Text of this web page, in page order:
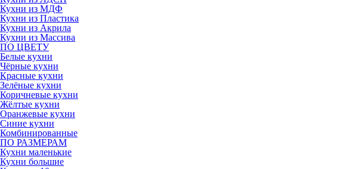
Кухни из МДФ
Кухни из Пластика
Кухни из Акрила
Кухни из Массива
ПО ЦВЕТУ
Белые кухни
Чёрные кухни
Красные кухни
Зелёные кухни
Коричневые кухни
Жёлтые кухни
Оранжевые кухни
Синие кухни
Комбинированные
ПО РАЗМЕРАМ
Кухни маленькие
Кухни большие